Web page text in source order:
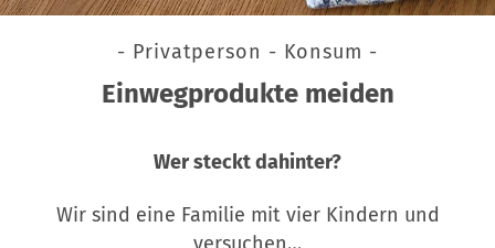
- Privatperson - Konsum -
Einwegprodukte meiden
Wer steckt dahinter?
Wir sind eine Familie mit vier Kindern und